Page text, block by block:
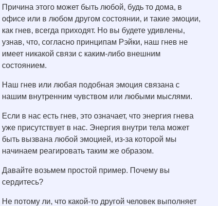
Причина этого может быть любой, будь то дома, в
офисе или в любом другом состоянии, и такие эмоции,
как гнев, всегда приходят. Но вы будете удивлены,
узнав, что, согласно принципам Рэйки, наш гнев не
имеет никакой связи с каким-либо внешним
состоянием.
Наш гнев или любая подобная эмоция связана с
нашим внутренним чувством или любыми мыслями.
Если в нас есть гнев, это означает, что энергия гнева
уже присутствует в нас. Энергия внутри тела может
быть вызвана любой эмоцией, из-за которой мы
начинаем реагировать таким же образом.
Давайте возьмем простой пример. Почему вы
сердитесь?
Не потому ли, что какой-то другой человек выполняет